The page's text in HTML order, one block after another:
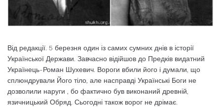
Від редакції. 5 березня один із самих сумних днів в історії
Української Держави. Завчасно відійшов до Предків видатний
Українець-Роман Шухевич. Вороги вбили його і думали, що
сплюндрували Його тіло, але насправді Українські Боги не
дозволили наруги , бо фактично був виконаний древній,
язичницький Обряд. Сьогодні також ворог не дрімає.